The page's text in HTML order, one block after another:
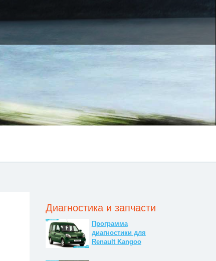
Диагностика и запчасти
Программа
диагностики для
Renault Kangoo